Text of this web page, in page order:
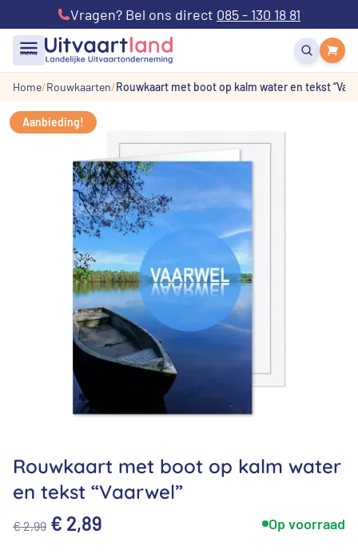
Vragen? Bel ons direct 085 - 130 18 81
menu
Home Rouwkaarten Rouwkaart met boot op kalm water en tekst
Aanbieding!
Rouwkaart met boot op kalm water
en tekst “Vaarwel”
€2,99 Oorspronkelijke
€ 2,89 Op voorraad